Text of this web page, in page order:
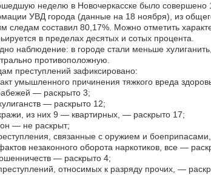
неделю в Новочеркасске было
УВД города (данные на 18 ноября), из
следам составил 80,17%. Можно отметить
в пределах десятых и сотых процента.
наблюдение: в городе стали меньше
противоположную.
преступлений зафиксировано:
умышленного причинения тяжкого вреда
— раскрыто 3;
— раскрыто 12;
из них 9 — квартирных, — раскрыто 17;
— не раскрыт;
связанные с оружием и
незаконного оборота наркотиков, все —
— раскрыто 4;
относимых к разряду прочих, —